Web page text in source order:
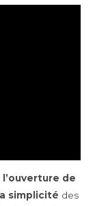
de
simplicité des